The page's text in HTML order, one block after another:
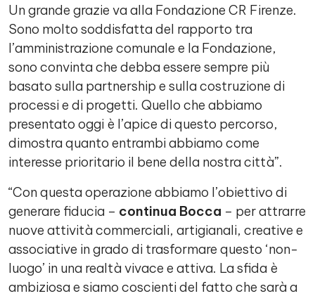
Un grande grazie va alla Fondazione CR Firenze.
Sono molto soddisfatta del rapporto tra
l’amministrazione comunale e la Fondazione,
sono convinta che debba essere sempre più
basato sulla partnership e sulla costruzione di
processi e di progetti. Quello che abbiamo
presentato oggi è l’apice di questo percorso,
dimostra quanto entrambi abbiamo come
interesse prioritario il bene della nostra città”.
“Con questa operazione abbiamo l’obiettivo di
generare fiducia – continua Bocca – per attrarre
nuove attività commerciali, artigianali, creative e
associative in grado di trasformare questo ‘non-
luogo’ in una realtà vivace e attiva. La sfida è
ambiziosa e siamo coscienti del fatto che sarà a